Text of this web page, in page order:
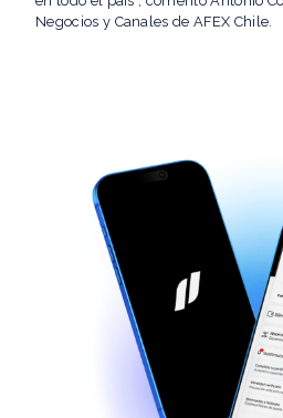
Negocios y Canales de AFEX Chile.